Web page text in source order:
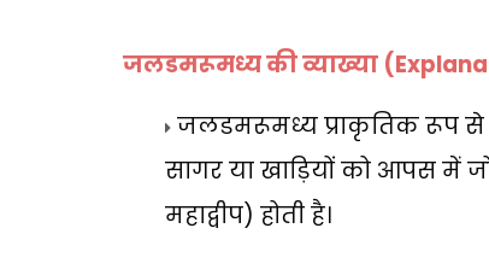
जलडमरूमध्य की व्याख्या (
जलडमरूमध्य प्राकृतिक रूप से
सागर या खाड़ियों को आपस में
महाद्वीप) होती है।